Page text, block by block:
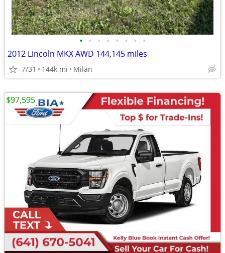
• • • • • • • •
2012 Lincoln MKX AWD 144,145 miles
7/31 144k mi Milan
$97,595